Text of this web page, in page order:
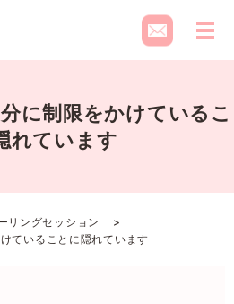
メ
に制限をかけているこ
れています
リングセッション
ていることに隠れています